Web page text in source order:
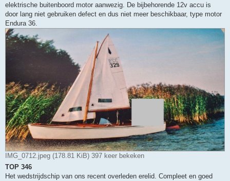
elektrische buitenboord motor aanwezig. De bijbehorende 12v accu is
door lang niet gebruiken defect en dus niet meer beschikbaar, type motor
Endura 36.
IMG_0712.jpeg (178.81 KiB) 397 keer bekeken
TOP 346
Het wedstrijdschip van ons recent overleden erelid. Compleet en goed